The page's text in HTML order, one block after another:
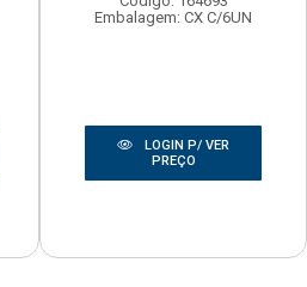
Embalagem: CX C/6UN
LOGIN P/ VER
PREÇO